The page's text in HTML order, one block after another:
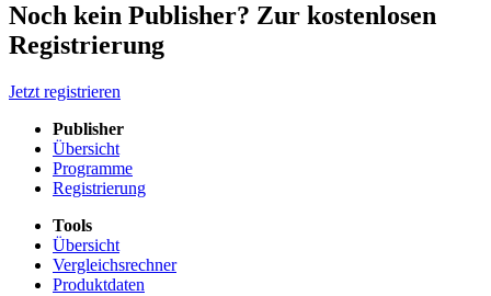
Noch kein Publisher? Zur kostenlosen
Registrierung
Jetzt registrieren
Publisher
Übersicht
Programme
Registrierung
Tools
Übersicht
Vergleichsrechner
Produktdaten